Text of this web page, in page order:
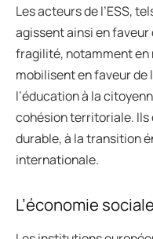
Les acteurs de l’ESS,
agissent ainsi en
fragilité, notamment en
mobilisent en faveur de
l’éducation à la
cohésion territoriale.
durable, à la transition
internationale.
L’économie